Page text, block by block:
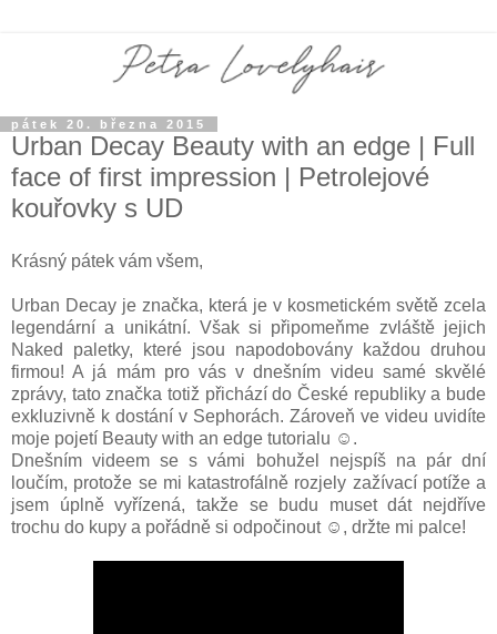
pátek 20. března 2015
Urban Decay Beauty with an edge | Full
face of first impression | Petrolejové
kouřovky s UD
Krásný pátek vám všem,
Urban Decay je značka, která je v kosmetickém světě zcela
legendární a unikátní. Však si připomeňme zvláště jejich
Naked paletky, které jsou napodobovány každou druhou
firmou! A já mám pro vás v dnešním videu samé skvělé
zprávy, tato značka totiž přichází do České republiky a bude
exkluzivně k dostání v Sephorách. Zároveň ve videu uvidíte
moje pojetí Beauty with an edge tutorialu ☺.
Dnešním videem se s vámi bohužel nejspíš na pár dní
loučím, protože se mi katastrofálně rozjely zažívací potíže a
jsem úplně vyřízená, takže se budu muset dát nejdříve
trochu do kupy a pořádně si odpočinout ☺, držte mi palce!